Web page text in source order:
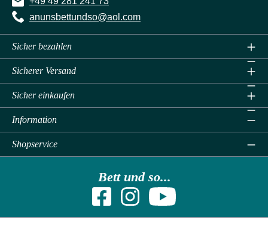
anunsbettundso@aol.com
Sicher bezahlen
Sicherer Versand
Sicher einkaufen
Bett und so...
Information
Shopservice